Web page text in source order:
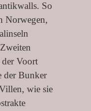
So
Norwegen,
Voort
der Bunker
wie sie